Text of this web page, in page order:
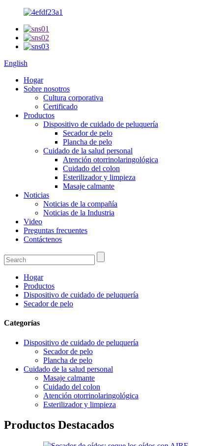
English
Hogar
Sobre nosotros
Cultura corporativa
Certificado
Productos
Dispositivo de cuidado de peluquería
Secador de pelo
Plancha de pelo
Cuidado de la salud personal
Atención otorrinolaringológica
Cuidado del colon
Esterilizador y limpieza
Masaje calmante
Noticias
Noticias de la compañía
Noticias de la Industria
Video
Preguntas frecuentes
Contáctenos
Hogar
Productos
Dispositivo de cuidado de peluquería
Secador de pelo
Categorías
Dispositivo de cuidado de peluquería
Secador de pelo
Plancha de pelo
Cuidado de la salud personal
Masaje calmante
Cuidado del colon
Atención otorrinolaringológica
Esterilizador y limpieza
Productos Destacados